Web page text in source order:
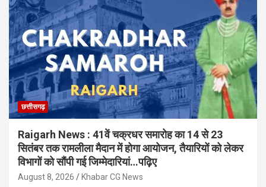
छत्तीसगढ़
Raigarh News : 41वें चक्रधर समारोह का 14 से 23
सितंबर तक रामलीला मैदान में होगा आयोजन, तैयारियों को लेकर
विभागों को सौंपी गई जिम्मेदारियां…पढ़िए
August 8, 2026 Khabar CG News